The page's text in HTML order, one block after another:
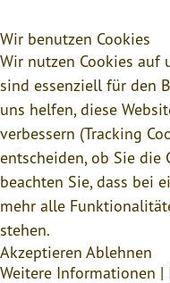
Wir benutzen Cookies
Wir nutzen Cookies auf
sind essenziell für den
uns helfen, diese
verbessern (Tracking
entscheiden, ob Sie die
beachten Sie, dass bei
mehr alle
stehen.
Akzeptieren Ablehnen
Weitere Informationen |